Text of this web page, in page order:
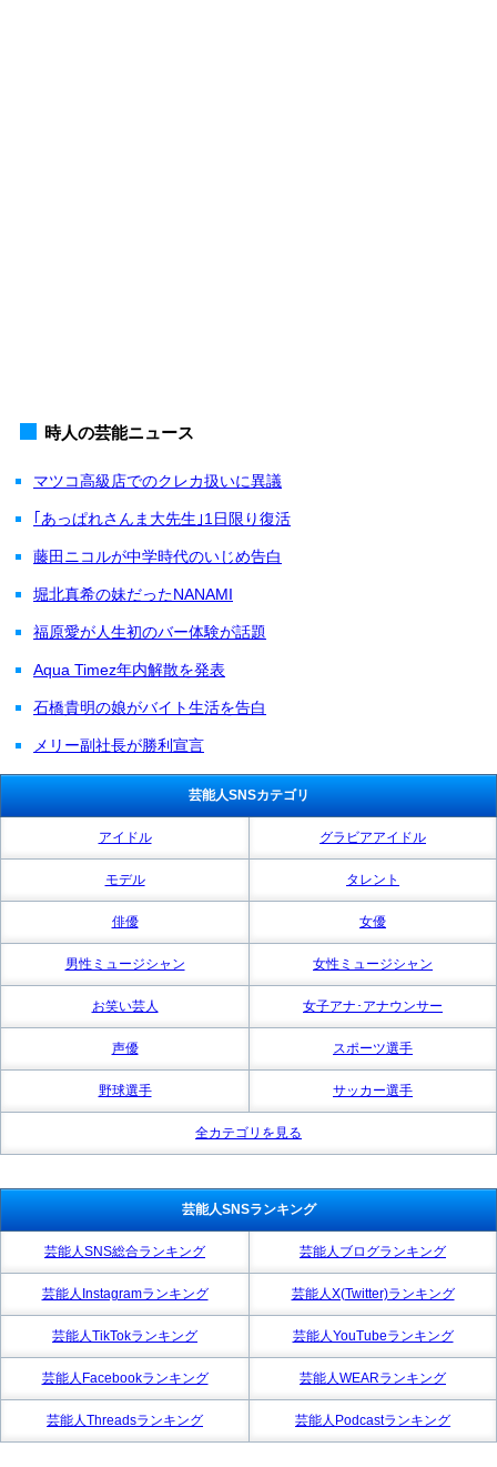
時人の芸能ニュース
マツコ高級店でのクレカ扱いに異議
｢あっぱれさんま大先生｣1日限り復活
藤田ニコルが中学時代のいじめ告白
堀北真希の妹だったNANAMI
福原愛が人生初のバー体験が話題
Aqua Timez年内解散を発表
石橋貴明の娘がバイト生活を告白
メリー副社長が勝利宣言
芸能人SNSカテゴリ
アイドル グラビアアイドル
モデル タレント
俳優 女優
男性ミュージシャン 女性ミュージシャン
お笑い芸人 女子アナ･アナウンサー
声優 スポーツ選手
野球選手 サッカー選手
全カテゴリを見る
芸能人SNSランキング
芸能人SNS総合ランキング 芸能人ブログランキング
芸能人Instagramランキング 芸能人X(Twitter)ランキング
芸能人TikTokランキング 芸能人YouTubeランキング
芸能人Facebookランキング 芸能人WEARランキング
芸能人Threadsランキング 芸能人Podcastランキング